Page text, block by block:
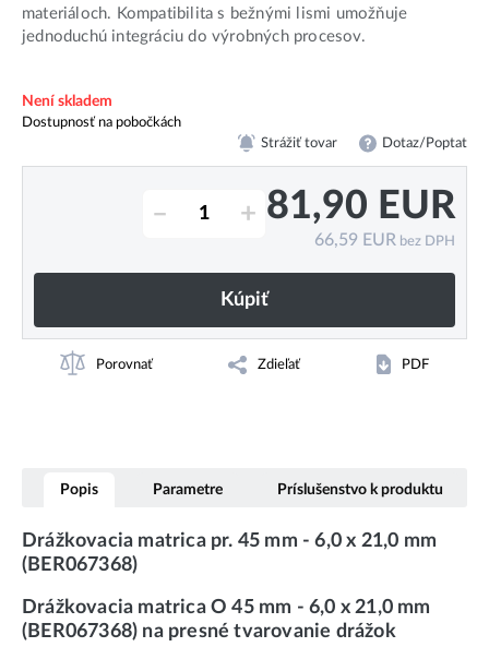
materiáloch. Kompatibilita s bežnými lismi umožňuje
jednoduchú integráciu do výrobných procesov.
Není skladem
Dostupnosť na pobočkách
Strážiť tovar Dotaz/Poptat
– + 81,90 EUR
66,59 EUR bez DPH
Kúpiť
Porovnať Zdieľať PDF
Popis Parametre Príslušenstvo k produktu
Drážkovacia matrica pr. 45 mm - 6,0 x 21,0 mm
(BER067368)
Drážkovacia matrica O 45 mm - 6,0 x 21,0 mm
(BER067368) na presné tvarovanie drážok